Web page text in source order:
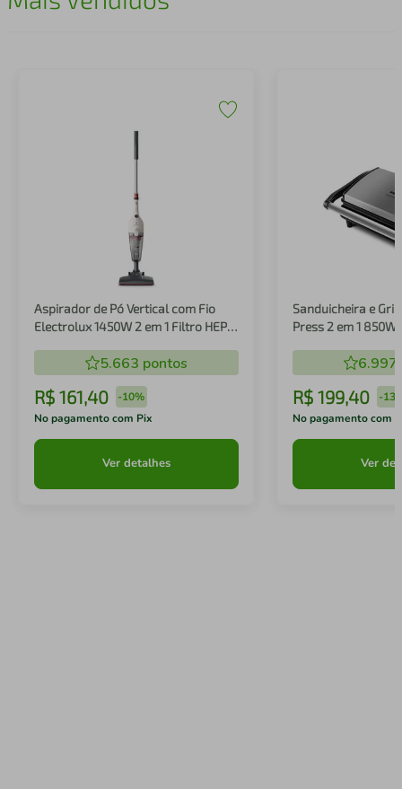
Aspirador de Pó Vertical com Fio
Electrolux 1450W 2 em 1 Filtro HEPA
5.663 pontos
R$ 161,40 -10%
No pagamento com Pix
Ver detalhes
Sanduicheira e
Press 2 em 1 850W
6.997
R$ 199,40 -
No pagamento com
Ver